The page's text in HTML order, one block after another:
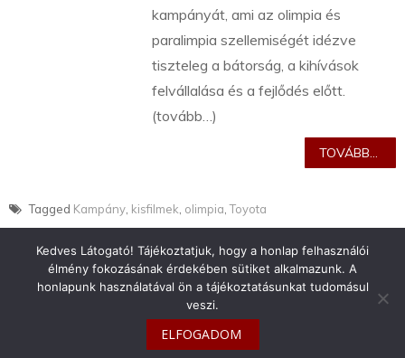
kampányát, ami az olimpia és
paralimpia szellemiségét idézve
tiszteleg a bátorság, a kihívások
felvállalása és a fejlődés előtt.
(tovább…)
TOVÁBB...
Tagged Kampány kisfilmek olimpia ,Toyota
info@toyotaclub.hu
Copyright © 2026Toyota Klub Magyarország
Kedves Látogató! Tájékoztatjuk, hogy a honlap felhasználói
élmény fokozásának érdekében sütiket alkalmazunk. A
honlapunk használatával ön a tájékoztatásunkat tudomásul
veszi.
ELFOGADOM